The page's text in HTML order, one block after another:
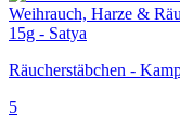
Räucherstäbchen -
5